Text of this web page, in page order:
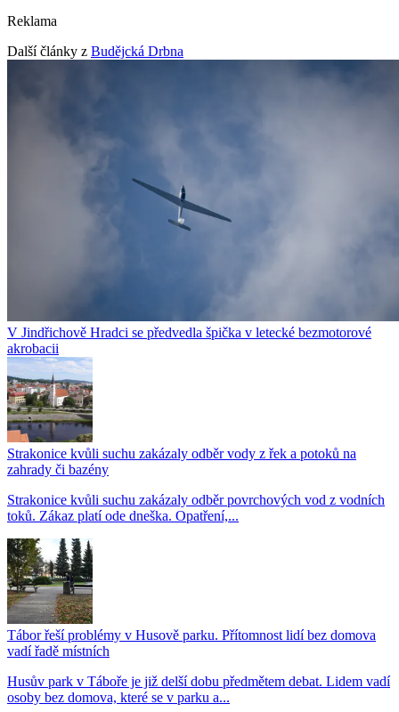
Reklama
Další články z Budějcká Drbna
V Jindřichově Hradci se předvedla špička v letecké bezmotorové
akrobacii
Strakonice kvůli suchu zakázaly odběr vody z řek a potoků na
zahrady či bazény
Strakonice kvůli suchu zakázaly odběr povrchových vod z vodních
toků. Zákaz platí ode dneška. Opatření,...
Tábor řeší problémy v Husově parku. Přítomnost lidí bez domova
vadí řadě místních
Husův park v Táboře je již delší dobu předmětem debat. Lidem vadí
osoby bez domova, které se v parku a...